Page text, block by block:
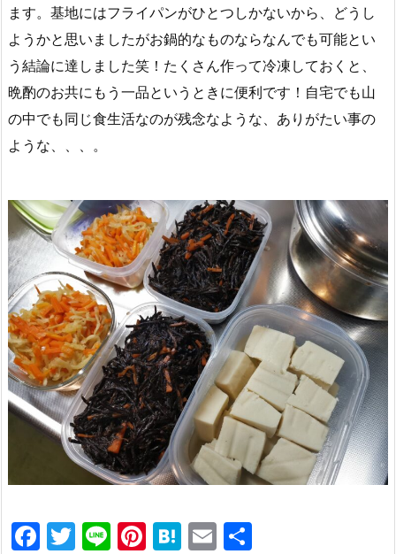
ます。基地にはフライパンがひとつしかないから、どうし
ようかと思いましたがお鍋的なものならなんでも可能とい
う結論に達しました笑！たくさん作って冷凍しておくと、
晩酌のお共にもう一品というときに便利です！自宅でも山
の中でも同じ食生活なのが残念なような、ありがたい事の
ような、、、。
F
T
Li Pi H
E